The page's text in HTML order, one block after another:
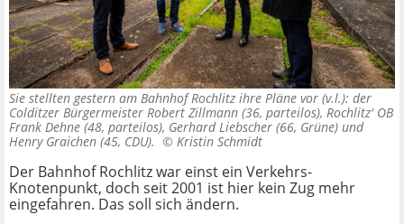
Sie stellten gestern am Bahnhof Rochlitz ihre Pläne vor (v.l.): der
Colditzer Bürgermeister Robert Zillmann (36, parteilos), Rochlitz' OB
Frank Dehne (48, parteilos), Gerhard Liebscher (66, Grüne) und
Henry Graichen (45, CDU). © Kristin Schmidt
Der Bahnhof Rochlitz war einst ein Verkehrs-
Knotenpunkt, doch seit 2001 ist hier kein Zug mehr
eingefahren. Das soll sich ändern.